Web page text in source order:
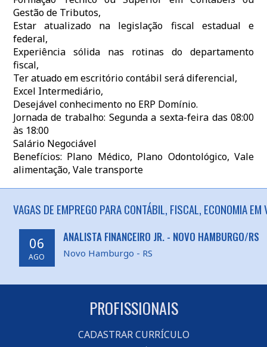
Gestão de Tributos,
Estar atualizado na legislação fiscal estadual e
federal,
Experiência sólida nas rotinas do departamento
fiscal,
Ter atuado em escritório contábil será diferencial,
Excel Intermediário,
Desejável conhecimento no ERP Domínio.
Jornada de trabalho: Segunda a sexta-feira das 08:00
às 18:00
Salário Negociável
Benefícios: Plano Médico, Plano Odontológico, Vale
alimentação, Vale transporte
VAGAS DE EMPREGO PARA CONTÁBIL, FISCAL, ECONOMIA EM
06
AGO
ANALISTA FINANCEIRO JR. - NOVO HAMBURGO/RS
Novo Hamburgo - RS
PROFISSIONAIS
CADASTRAR CURRÍCULO